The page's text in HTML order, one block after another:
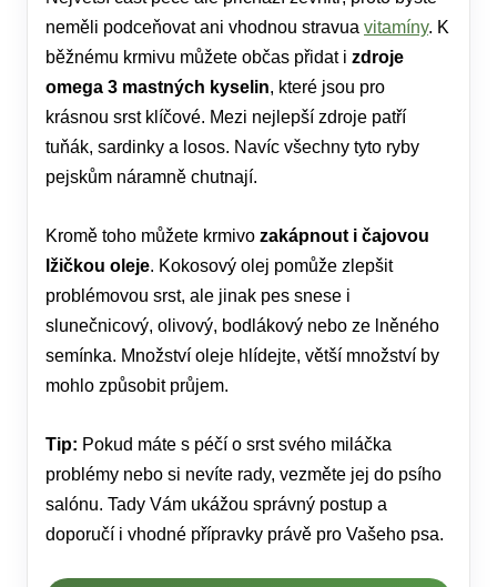
neměli podceňovat ani vhodnou stravua vitamíny. K
běžnému krmivu můžete občas přidat i zdroje
omega 3 mastných kyselin, které jsou pro
krásnou srst klíčové. Mezi nejlepší zdroje patří
tuňák, sardinky a losos. Navíc všechny tyto ryby
pejskům náramně chutnají.
Kromě toho můžete krmivo zakápnout i čajovou
lžičkou oleje. Kokosový olej pomůže zlepšit
problémovou srst, ale jinak pes snese i
slunečnicový, olivový, bodlákový nebo ze lněného
semínka. Množství oleje hlídejte, větší množství by
mohlo způsobit průjem.
Tip: Pokud máte s péčí o srst svého miláčka
problémy nebo si nevíte rady, vezměte jej do psího
salónu. Tady Vám ukážou správný postup a
doporučí i vhodné přípravky právě pro Vašeho psa.